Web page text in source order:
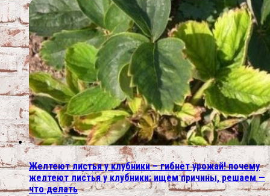
Желтеют листья у клубники – гибнет урожай! почему
желтеют листья у клубники: ищем причины, решаем —
что делать